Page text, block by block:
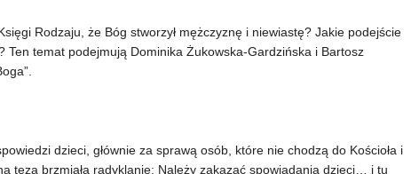
Rodzaju, że Bóg stworzył mężczyznę i niewiastę? Jakie podejście
Ten temat podejmują Dominika Żukowska-Gardzińska i Bartosz
dzieci, głównie za sprawą osób, które nie chodzą do Kościoła i
teza brzmiała radyklanie: Należy zakazać spowiadania dzieci… i tu